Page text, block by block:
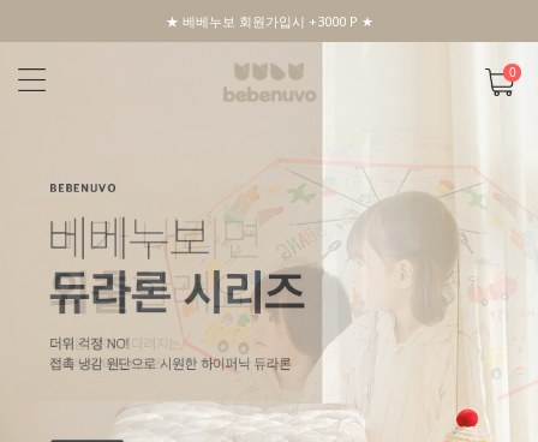
★ 베베누보 회원가입시 +3000 P ★
0